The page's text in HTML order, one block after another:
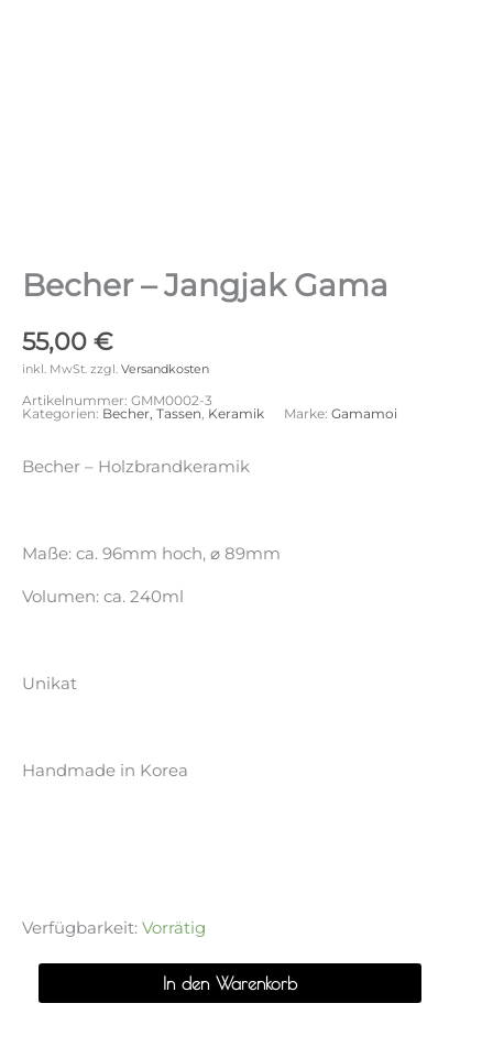
Becher – Jangjak Gama
55,00 €
inkl. MwSt. zzgl. Versandkosten
Artikelnummer: GMM0002-3
Kategorien: Becher, Tassen Keramik Marke: Gamamoi
Becher – Holzbrandkeramik
Maße: ca. 96mm hoch, ⌀ 89mm
Volumen: ca. 240ml
Unikat
Handmade in Korea
Verfügbarkeit: Vorrätig
In den Warenkorb